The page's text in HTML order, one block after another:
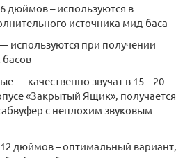
дюймов – используются в
источника мид-баса
используются при получении
— качественно звучат в 15 – 20
«Закрытый Ящик», получается
с неплохим звуковым
дюймов – оптимальный вариант,